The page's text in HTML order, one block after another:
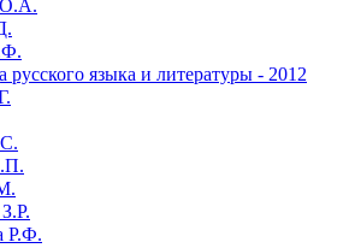
языка и литературы - 2012
Р.Ф.